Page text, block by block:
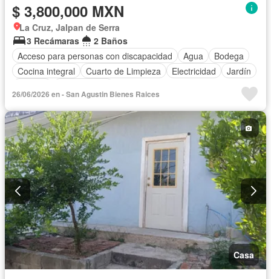
$ 3,800,000 MXN
La Cruz, Jalpan de Serra
3 Recámaras
2 Baños
Acceso para personas con discapacidad
Agua
Bodega
Cocina integral
Cuarto de Limpieza Electricidad
Jardín
26/06/2026 en - San Agustin Bienes Raices
Casa